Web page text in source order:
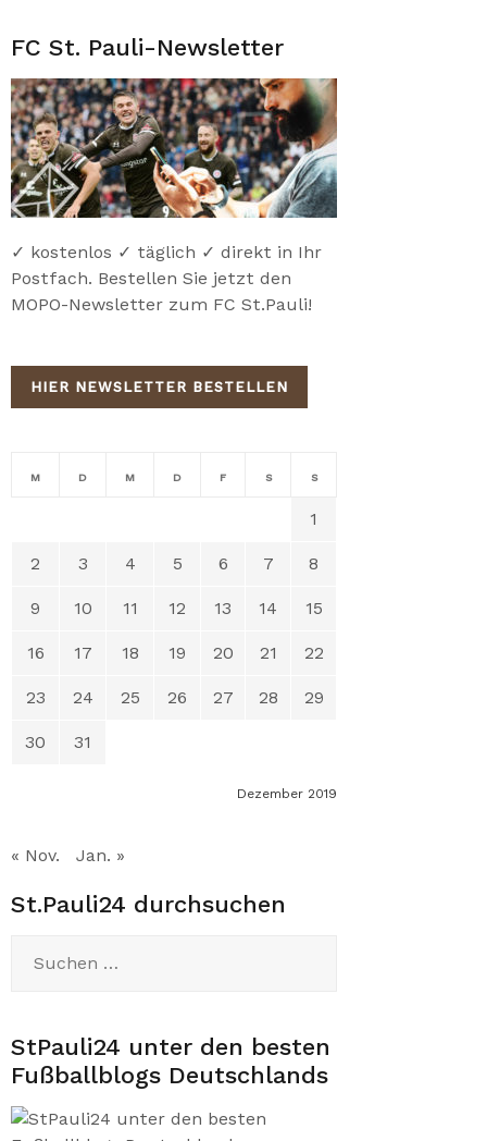
FC St. Pauli-Newsletter
✓ kostenlos ✓ täglich ✓ direkt in Ihr
Postfach. Bestellen Sie jetzt den
MOPO-Newsletter zum FC St.Pauli!
HIER NEWSLETTER BESTELLEN
Dezember 2019
M D M D F S S
1
2 3 4 5 6 7 8
9 10 11 12 13 14 15
16 17 18 19 20 21 22
23 24 25 26 27 28 29
30 31
« Nov. Jan. »
St.Pauli24 durchsuchen
nach:
StPauli24 unter den besten
Fußballblogs Deutschlands